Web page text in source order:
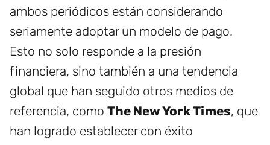
ambos periódicos están considerando
seriamente adoptar un modelo de pago.
Esto no solo responde a la presión
financiera, sino también a una tendencia
global que han seguido otros medios de
referencia, como The New York Times, que
han logrado establecer con éxito